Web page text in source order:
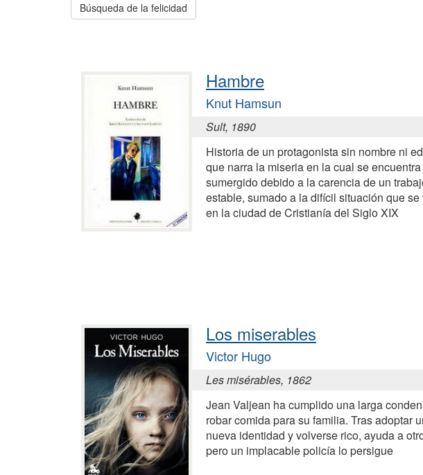
Búsqueda de la felicidad
Hambre
Knut Hamsun
Sult, 1890
Historia de un protagonista sin nombre ni
que narra la miseria en la cual se encuentra
sumergido debido a la carencia de un
estable, sumado a la difícil situación que se
en la ciudad de Cristianía del Siglo XIX
Los miserables
Victor Hugo
Les misérables, 1862
Jean Valjean ha cumplido una larga
robar comida para su familia. Tras adoptar
nueva identidad y volverse rico, ayuda a
pero un implacable policía lo persigue